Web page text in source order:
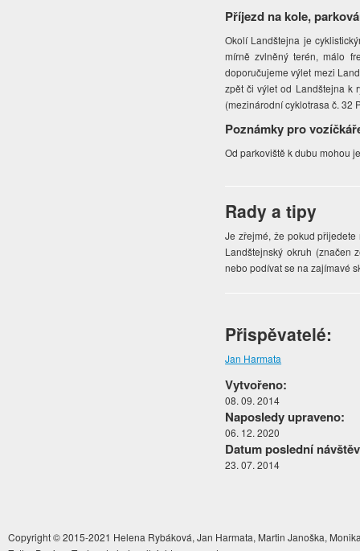
Příjezd na kole,
Okolí Landštejna je
mírně zvlněný terén, málo
doporučujeme výlet mezi
zpět či výlet od Landštejna k
(mezinárodní cyklotrasa č. 32
Poznámky pro
Od parkoviště k dubu mohou
Rady a tipy
Je zřejmé, že pokud
Landštejnský okruh (značen
nebo podívat se na zajímavé
Přispěvatelé:
Jan Harmata
Vytvořeno:
08. 09. 2014
Naposledy upraveno:
06. 12. 2020
Datum poslední
23. 07. 2014
Copyright © 2015-2021 Helena Rybáková, Jan Harmata, Martin Janoška,